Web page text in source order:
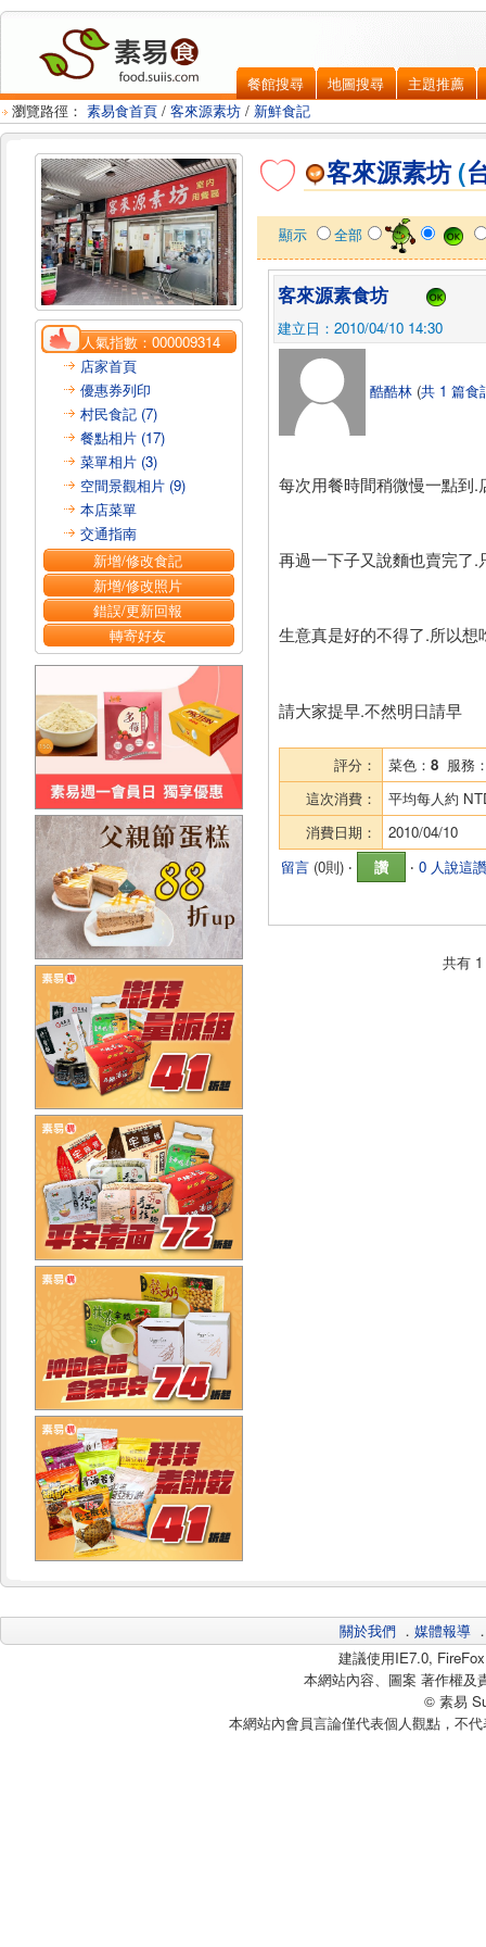
餐館搜尋 地圖搜尋
主題推薦
瀏覽路徑： 素易食首頁 / 客來源素坊 / 新鮮食記
人氣指數：000009314
店家首頁
優惠券列印
村民食記 (7)
餐點相片 (17)
菜單相片 (3)
空間景觀相片 (9)
本店菜單
交通指南
新增/修改食記
新增/修改照片
錯誤/更新回報
轉寄好友
客來源素坊 (
顯示 全部
客來源素食坊
建立日：2010/04/10 14:30
酷酷林 (共 1 篇食
每次用餐時間稍微慢一點到
再過一下子又說麵也賣完了.
生意真是好的不得了.所以想
請大家提早.不然明日請早
評分： 菜色： 8服務
這次消費：
平均每人約
消費日期：
2010/04/10
留言(0則) ‧ 讚 ‧ 0 人說這讚
共有 1
關於我們 ． 媒體報導
建議使用IE7.0,
本網站內容、圖案 著作權及
© 素易
本網站內會員言論僅代表個人觀點，不